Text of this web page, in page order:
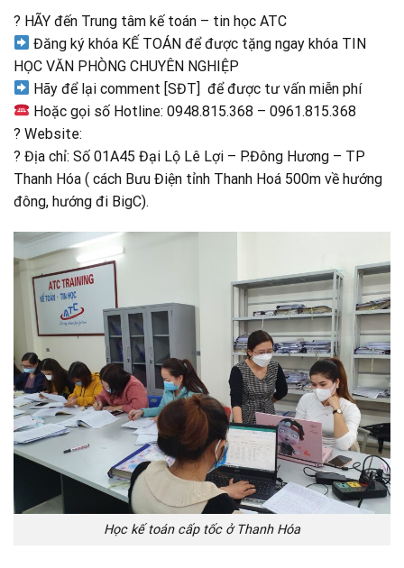
? HÃY đến Trung tâm kế toán – tin học ATC
Đăng ký khóa KẾ TOÁN để được tặng ngay khóa TIN
HỌC VĂN PHÒNG CHUYÊN NGHIỆP
Hãy để lại comment [SĐT] để được tư vấn miễn phí
Hoặc gọi số Hotline: 0948.815.368 – 0961.815.368
? Website:
? Địa chỉ: Số 01A45 Đại Lộ Lê Lợi – P.Đông Hương – TP
Thanh Hóa ( cách Bưu Điện tỉnh Thanh Hoá 500m về hướng
đông, hướng đi BigC).
Học kế toán cấp tốc ở Thanh Hóa